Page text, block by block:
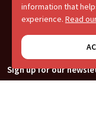
information that
experience. Read
Sign up for our